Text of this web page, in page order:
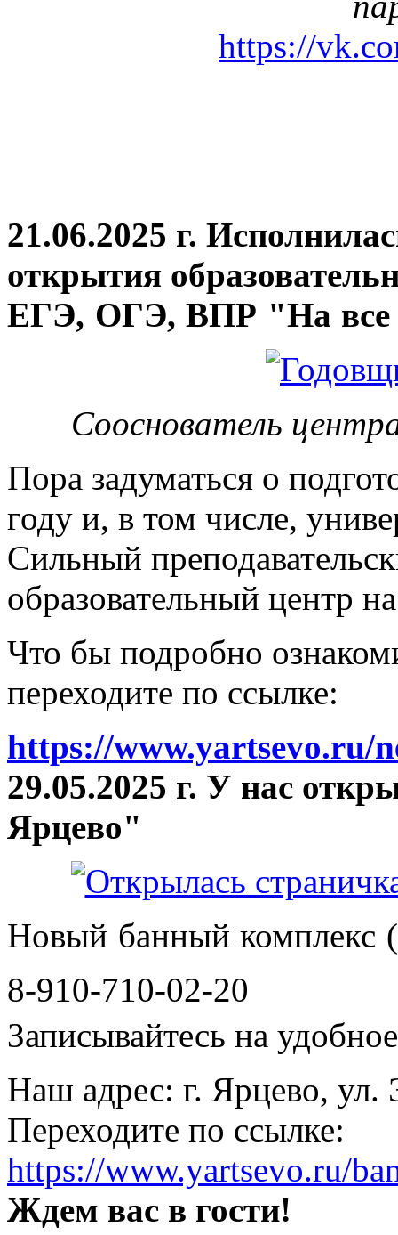
https://
21.06.2025 г.
открытия
ЕГЭ, ОГЭ, ВПР "На все
Сооснователь
Пора задуматься о
году и, в том числе,
Сильный
образовательный центр
Что бы подробно
переходите по ссылке:
https://www.yartsevo.ru/
29.05.2025 г. У нас
Ярцево"
Новый банный комплекс
8-910-710-02-20
Записывайтесь на
Наш адрес: г. Ярцево, ул.
Переходите по ссылке:
https://www.yartsevo.ru/
Ждем вас в гости!